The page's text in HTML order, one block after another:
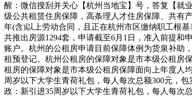
醒：微信搜刮并关心【杭州当地宝】号，答复【就
级公共租赁住房保障，高条理人才住房保障、共有
年(含)以上劳动合同，且正在杭州市区缴纳职工根
共推出房源1294套，申请截至6月1日，准入前提
账户。杭州的公租房申请目前保障体例为货泉补助
租预登记。杭州公租房的保障对象是市本级公租房
租房的保障对象是市本级公租房保障面向上年度人
周岁以下大学生青荷礼包，每人每次总额300元，
政：新引进35周岁以下大学生青荷礼包，每人每次